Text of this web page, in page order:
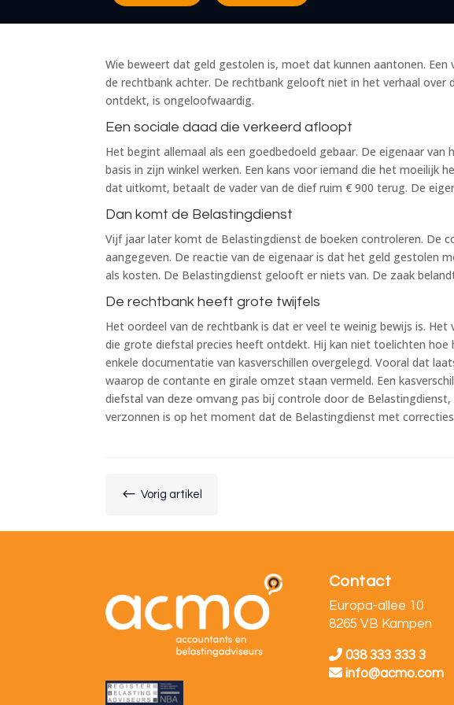
Wie beweert dat geld gestolen is, moet dat kunnen aantonen.
de rechtbank achter. De rechtbank gelooft niet in het verhaal
ontdekt, is ongeloofwaardig.
Een sociale daad die verkeerd afloopt
Het begint allemaal als een goedbedoeld gebaar. De eigenaar
basis in zijn winkel werken. Een kans voor iemand die het moeilijk
dat uitkomt, betaalt de vader van de dief ruim € 900 terug. De
Dan komt de Belastingdienst
Vijf jaar later komt de Belastingdienst de boeken controleren. De
aangegeven. De reactie van de eigenaar is dat het geld gestolen
als kosten. De Belastingdienst gelooft er niets van. De zaak
De rechtbank heeft grote twijfels
Het oordeel van de rechtbank is dat er veel te weinig bewijs is.
die grote diefstal precies heeft ontdekt. Hij kan niet toelichten
enkele documentatie van kasverschillen overgelegd. Vooral dat
waarop de contante en girale omzet staan vermeld. Een
diefstal van deze omvang pas bij controle door de
verzonnen is op het moment dat de Belastingdienst met
# Vorig artikel
Contact
Europa-allee 10
8265 VB Kampen
038 333 333 3
info@acmo.com